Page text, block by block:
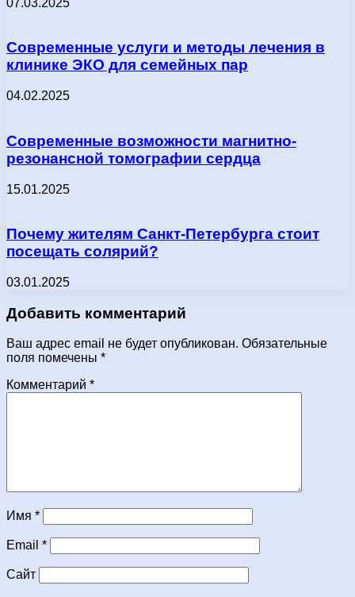
Современные услуги и методы лечения в
клинике ЭКО для семейных пар
04.02.2025
Современные возможности магнитно-
резонансной томографии сердца
15.01.2025
Почему жителям Санкт-Петербурга стоит
посещать солярий?
03.01.2025
Добавить комментарий
Ваш адрес email не будет опубликован. Обязательные
поля помечены *
Комментарий *
Имя *
Email *
Сайт